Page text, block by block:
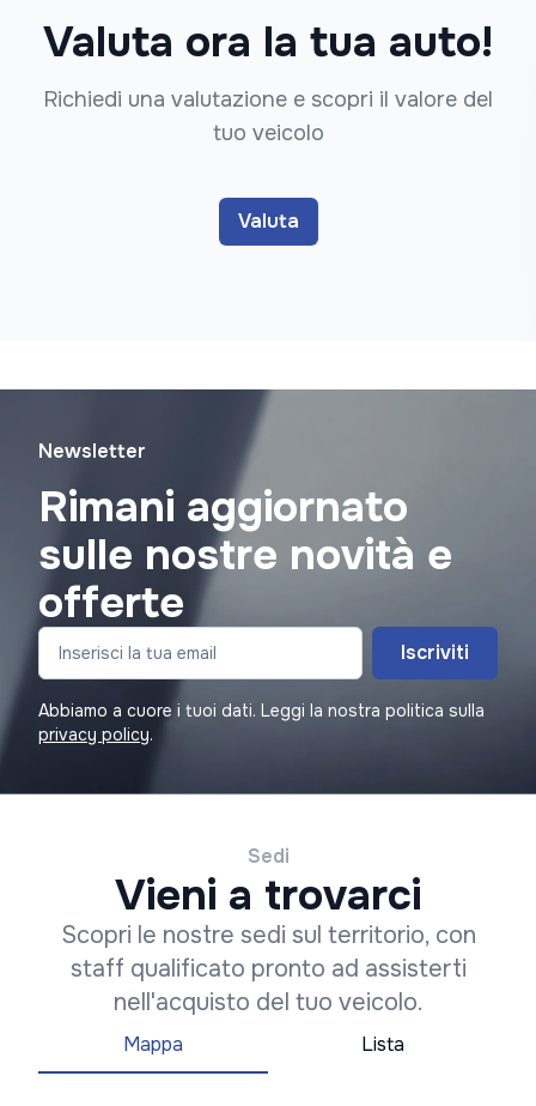
Valuta ora la tua auto!
Richiedi una valutazione e scopri il valore del
tuo veicolo
Valuta
Newsletter
Rimani aggiornato
sulle nostre novità e
offerte
Iscriviti
Abbiamo a cuore i tuoi dati. Leggi la nostra politica sulla
privacy policy.
Sedi
Vieni a trovarci
Scopri le nostre sedi sul territorio, con
staff qualificato pronto ad assisterti
nell'acquisto del tuo veicolo.
Mappa Lista